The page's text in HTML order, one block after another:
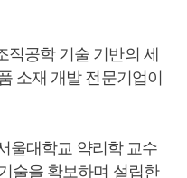
공학 기술 기반의 세
소재 개발 전문기업이
울대학교 약리학 교수
술을 확보하며 설립한